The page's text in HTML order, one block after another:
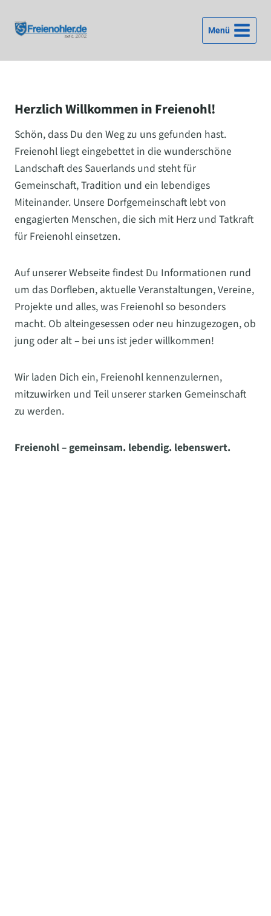
Inhalt
springen
Menü
Herzlich Willkommen in Freienohl!
Schön, dass Du den Weg zu uns gefunden hast.
Freienohl liegt eingebettet in die wunderschöne
Landschaft des Sauerlands und steht für
Gemeinschaft, Tradition und ein lebendiges
Miteinander. Unsere Dorfgemeinschaft lebt von
engagierten Menschen, die sich mit Herz und Tatkraft
für Freienohl einsetzen.
Auf unserer Webseite findest Du Informationen rund
um das Dorfleben, aktuelle Veranstaltungen, Vereine,
Projekte und alles, was Freienohl so besonders
macht. Ob alteingesessen oder neu hinzugezogen, ob
jung oder alt – bei uns ist jeder willkommen!
Wir laden Dich ein, Freienohl kennenzulernen,
mitzuwirken und Teil unserer starken Gemeinschaft
zu werden.
Freienohl – gemeinsam. lebendig. lebenswert.